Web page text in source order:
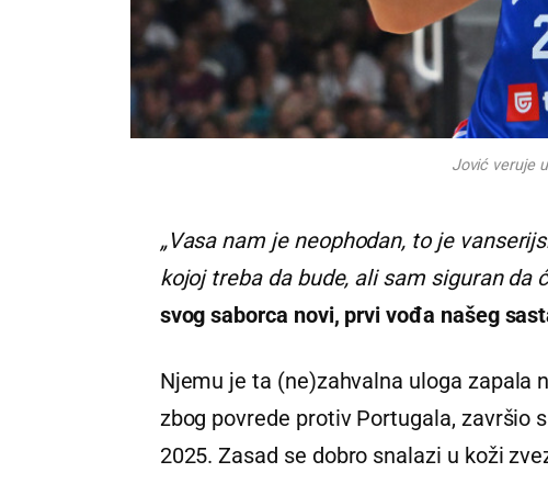
Jović veruje
„Vasa nam je neophodan, to je
kojoj treba da bude, ali sam siguran da
svog saborca novi, prvi vođa našeg
Njemu je ta (ne)zahvalna uloga zapala
zbog povrede protiv Portugala, završio
2025. Zasad se dobro snalazi u koži